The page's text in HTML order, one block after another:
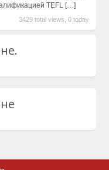
TEFL […]
3429 total views, 0 today